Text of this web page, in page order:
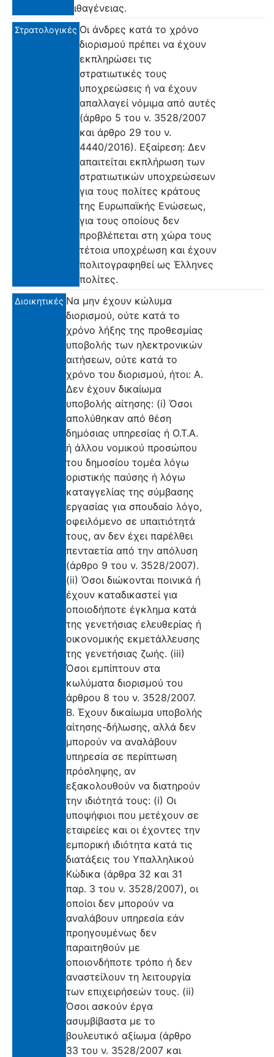
ιθαγένειας.
Στρατολογικές Οι άνδρες κατά το χρόνο
διορισμού πρέπει να έχουν
εκπληρώσει τις
στρατιωτικές τους
υποχρεώσεις ή να έχουν
απαλλαγεί νόμιμα από αυτές
(άρθρο 5 του ν. 3528/2007
και άρθρο 29 του ν.
4440/2016). Εξαίρεση: Δεν
απαιτείται εκπλήρωση των
στρατιωτικών υποχρεώσεων
για τους πολίτες κράτους
της Ευρωπαϊκής Ενώσεως,
για τους οποίους δεν
προβλέπεται στη χώρα τους
τέτοια υποχρέωση και έχουν
πολιτογραφηθεί ως Έλληνες
πολίτες.
Διοικητικές Να μην έχουν κώλυμα
διορισμού, ούτε κατά το
χρόνο λήξης της προθεσμίας
υποβολής των ηλεκτρονικών
αιτήσεων, ούτε κατά το
χρόνο του διορισμού, ήτοι: Α.
Δεν έχουν δικαίωμα
υποβολής αίτησης: (i) Όσοι
απολύθηκαν από θέση
δημόσιας υπηρεσίας ή Ο.Τ.Α.
ή άλλου νομικού προσώπου
του δημοσίου τομέα λόγω
οριστικής παύσης ή λόγω
καταγγελίας της σύμβασης
εργασίας για σπουδαίο λόγο,
οφειλόμενο σε υπαιτιότητά
τους, αν δεν έχει παρέλθει
πενταετία από την απόλυση
(άρθρο 9 του ν. 3528/2007).
(ii) Όσοι διώκονται ποινικά ή
έχουν καταδικαστεί για
οποιοδήποτε έγκλημα κατά
της γενετήσιας ελευθερίας ή
οικονομικής εκμετάλλευσης
της γενετήσιας ζωής. (iii)
Όσοι εμπίπτουν στα
κωλύματα διορισμού του
άρθρου 8 του ν. 3528/2007.
B. Έχουν δικαίωμα υποβολής
αίτησης-δήλωσης, αλλά δεν
μπορούν να αναλάβουν
υπηρεσία σε περίπτωση
πρόσληψης, αν
εξακολουθούν να διατηρούν
την ιδιότητά τους: (i) Οι
υποψήφιοι που μετέχουν σε
εταιρείες και οι έχοντες την
εμπορική ιδιότητα κατά τις
διατάξεις του Υπαλληλικού
Κώδικα (άρθρα 32 και 31
παρ. 3 του ν. 3528/2007), οι
οποίοι δεν μπορούν να
αναλάβουν υπηρεσία εάν
προηγουμένως δεν
παραιτηθούν με
οποιονδήποτε τρόπο ή δεν
αναστείλουν τη λειτουργία
των επιχειρήσεών τους. (ii)
Όσοι ασκούν έργα
ασυμβίβαστα με το
βουλευτικό αξίωμα (άρθρο
33 του ν. 3528/2007 και